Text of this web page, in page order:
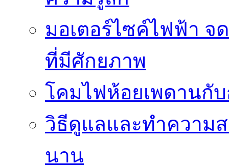
มอเตอร์ไซค์ไฟฟ้า จ
ที่มีศักยภาพ
โคมไฟห้อยเพดานกั
วิธีดูแลและทำความ
นาน